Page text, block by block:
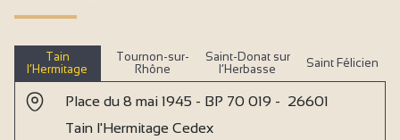
Tain
l’Hermitage
Tournon-sur-
Rhône
Saint-Donat sur
l’Herbasse
Saint Félicien
Place du 8 mai 1945 - BP 70 019 - 26601
Tain l'Hermitage Cedex